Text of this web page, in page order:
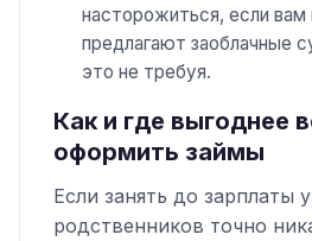
насторожиться, если вам
предлагают заоблачные
это не требуя.
Как и где выгоднее
оформить займы
Если занять до зарплаты
родственников точно